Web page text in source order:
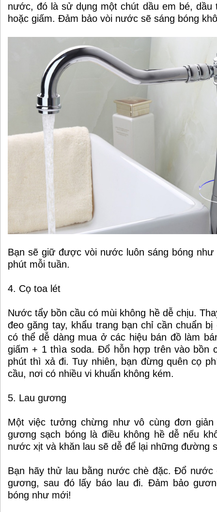
nước, đó là sử dụng một chút dầu em bé, dầu
hoặc giấm. Đảm bảo vòi nước sẽ sáng bóng
Bạn sẽ giữ được vòi nước luôn sáng bóng
phút mỗi tuần.
4. Cọ toa lét
Nước tẩy bồn cầu có mùi không hề dễ chịu.
đeo găng tay, khẩu trang bạn chỉ cần chuẩn bị
có thể dễ dàng mua ở các hiệu bán đồ làm
giấm + 1 thìa soda. Đổ hỗn hợp trên vào bồn
phút thì xả đi. Tuy nhiên, bạn đừng quên cọ
cầu, nơi có nhiều vi khuẩn không kém.
5. Lau gương
Một việc tưởng chừng như vô cùng đơn
gương sạch bóng là điều không hề dễ nếu
nước xịt và khăn lau sẽ dễ để lại những đường
Bạn hãy thử lau bằng nước chè đặc. Đổ nước
gương, sau đó lấy báo lau đi. Đảm bảo
bóng như mới!